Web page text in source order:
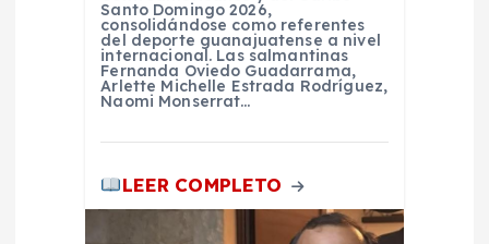
Santo Domingo 2026,
consolidándose como referentes
del deporte guanajuatense a nivel
internacional. Las salmantinas
Fernanda Oviedo Guadarrama,
Arlette Michelle Estrada Rodríguez,
Naomi Monserrat…
LEER COMPLETO